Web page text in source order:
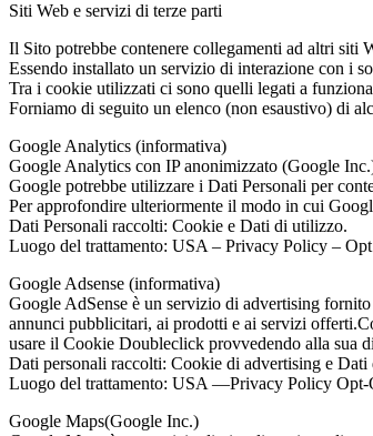
Siti Web e servizi di terze parti
Il Sito potrebbe contenere collegamenti ad altri siti
Essendo installato un servizio di interazione con i
Tra i cookie utilizzati ci sono quelli legati a
Forniamo di seguito un elenco (non esaustivo) di
Google Analytics (informativa)
Google Analytics con IP anonimizzato (Google
Google potrebbe utilizzare i Dati Personali per
Per approfondire ulteriormente il modo in cui
Dati Personali raccolti: Cookie e Dati di utilizzo.
Luogo del trattamento: USA – Privacy Policy –
Google Adsense (informativa)
Google AdSense è un servizio di advertising
annunci pubblicitari, ai prodotti e ai servizi
usare il Cookie Doubleclick provvedendo alla sua
Dati personali raccolti: Cookie di advertising e
Luogo del trattamento: USA —Privacy Policy Opt-
Google Maps(Google Inc.)